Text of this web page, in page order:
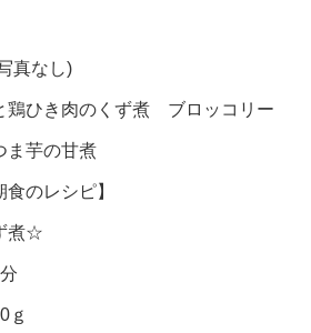
真なし)
ひき肉のくず煮 ブロッコリー
芋の甘煮
食のレシピ】
煮☆